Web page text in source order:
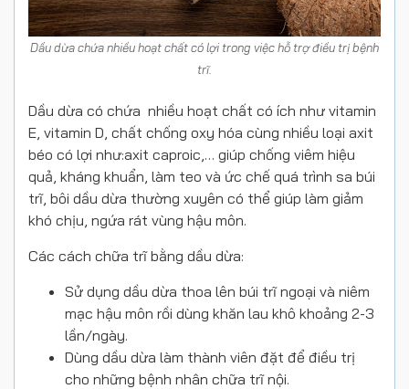
Dầu dừa chứa nhiều hoạt chất có lợi trong việc hỗ trợ điều trị bệnh
trĩ.
Dầu dừa có chứa nhiều hoạt chất có ích như vitamin
E, vitamin D, chất chống oxy hóa cùng nhiều loại axit
béo có lợi như:axit caproic,… giúp chống viêm hiệu
quả, kháng khuẩn, làm teo và ức chế quá trình sa búi
trĩ, bôi dầu dừa thường xuyên có thể giúp làm giảm
khó chịu, ngứa rát vùng hậu môn.
Các cách chữa trĩ bằng dầu dừa:
Sử dụng dầu dừa thoa lên búi trĩ ngoại và niêm
mạc hậu môn rồi dùng khăn lau khô khoảng 2-3
lần/ngày.
Dùng dầu dừa làm thành viên đặt để điều trị
cho những bệnh nhân chữa trĩ nội.